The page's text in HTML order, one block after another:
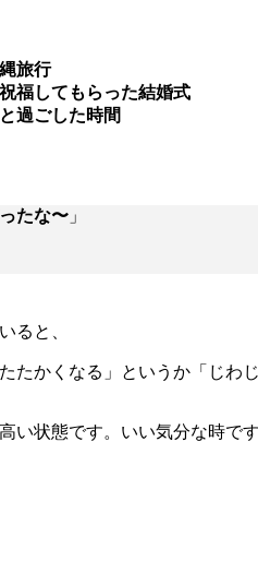
旅行
福してもらった結婚式
過ごした時間
たな〜 」
ると、
たかくなる 」というか「 じわ
い状態です。いい気分な時です